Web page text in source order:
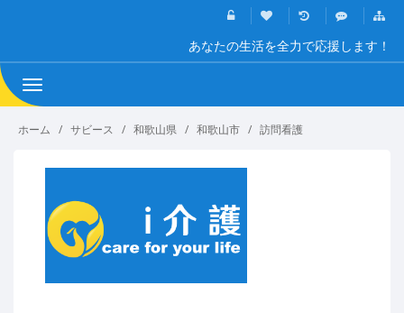
あなたの生活を全力で応援します！
Toggle
navigation
ホーム サビース 和歌山県 和歌山市 訪問看護